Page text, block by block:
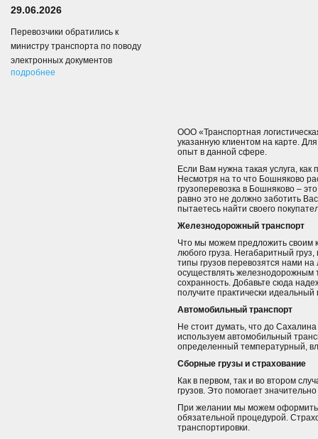
ООО «Транспортная
указанную клиентом на карте.
опыт в данной сфере.
Если Вам нужна такая услуга,
Несмотря на то что Бошняково
грузоперевозка в Бошняково –
равно это не должно заботить
пытаетесь найти своего
Железнодорожный транспорт
Что мы можем предложить своим
любого груза. Негабаритный
типы грузов перевозятся нами
осуществлять железнодорожным
сохранность. Добавьте сюда
получите практически идеальный
Автомобильный транспорт
Не стоит думать, что до
используем автомобильный
определенный температурный,
Сборные грузы и страхование
Как в первом, так и во втором
грузов. Это помогает
При желании мы можем оформить
обязательной процедурой.
транспортировки.
29.06.2026
Перевозчики обратились к
министру транспорта по поводу
электронных документов
подробнее